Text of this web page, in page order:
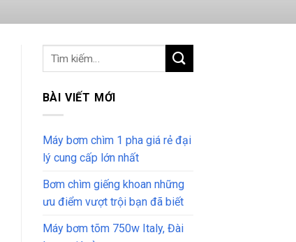
BÀI VIẾT MỚI
Máy bơm chìm 1 pha giá rẻ đại
lý cung cấp lớn nhất
Bơm chìm giếng khoan những
ưu điểm vượt trội bạn đã biết
Máy bơm tõm 750w Italy, Đài